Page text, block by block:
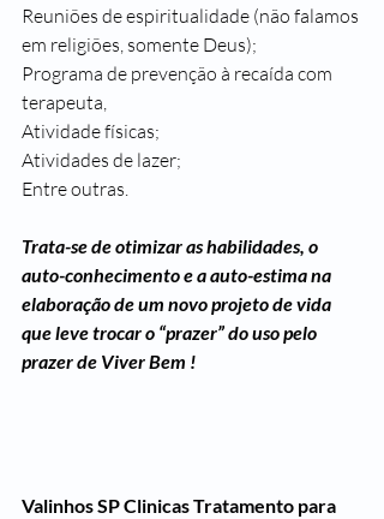
Reuniões de espiritualidade (não falamos
em religiões, somente Deus);
Programa de prevenção à recaída com
terapeuta,
Atividade físicas;
Atividades de lazer;
Entre outras.
Trata-se de otimizar as habilidades, o
auto-conhecimento e a auto-estima na
elaboração de um novo projeto de vida
que leve trocar o “prazer” do uso pelo
prazer de Viver Bem !
Valinhos SP Clinicas Tratamento para